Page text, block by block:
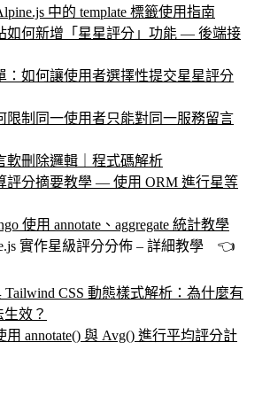
中的 template 標籤使用指南
如何新增「星星評分」功能 — 後端接
：如何讓使用者選擇性提交星星評分
限制同一使用者只能對同一服務留言
軟刪除邏輯｜程式碼解析
評分摘要教學 — 使用 ORM 進行星等
使用 annotate、aggregate 統計教學
實作星級評分分佈 – 詳細教學 👈
Tailwind CSS 動態樣式解析：為什麼有
效？
用 annotate() 與 Avg() 進行平均評分計